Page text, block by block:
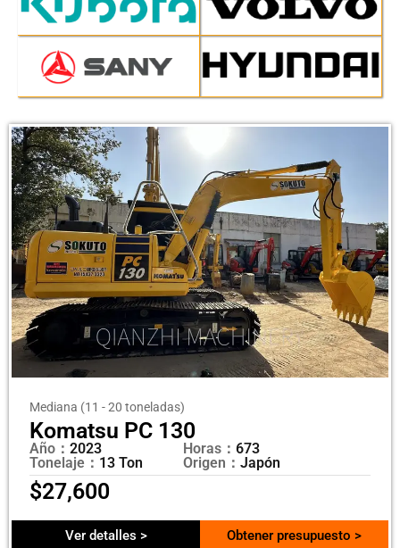
Mediana (11 - 20 toneladas)
Komatsu PC 130
Año： 2023
Tonelaje： 13 Ton
Horas： 673
Origen： Japón
$27,600
Ver detalles > Obtener presupuesto >